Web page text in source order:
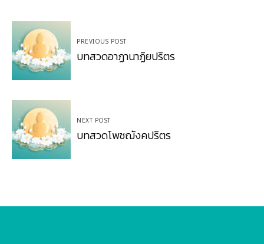
Post
navigationPREVIOUS POST
บทสวดอาฏานาฏิยปริตร
NEXT POST
บทสวดโพชฌังคปริตร